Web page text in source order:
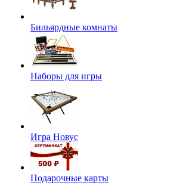
Бильярдные комнаты
Наборы для игры
Игра Новус
Подарочные карты